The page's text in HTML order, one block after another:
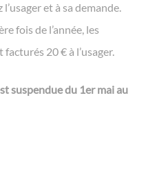
et à sa demande.
fois de l’année, les
20 € à l’usager.
suspendue du 1er mai au